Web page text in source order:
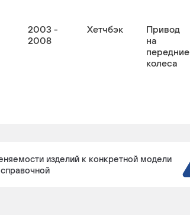
2003 -
2008
Хетчбэк
Привод
на
передние
колеса
изделий к конкретной модели